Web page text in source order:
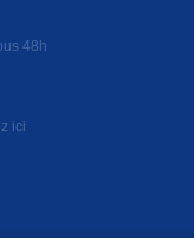
48h
ici